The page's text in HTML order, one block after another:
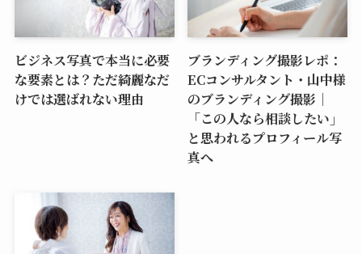
ビジネス写真で本当に必要
な要素とは？ただ綺麗なだ
けでは選ばれない理由
ブランディング撮影レポ：
ECコンサルタント・山中様
のブランディング撮影｜
「この人なら相談したい」
と思われるプロフィール写
真へ